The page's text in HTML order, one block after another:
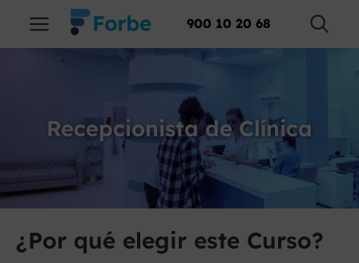
900 10 20 68
Recepcionista de Clínica
¿Por qué elegir este Curso?